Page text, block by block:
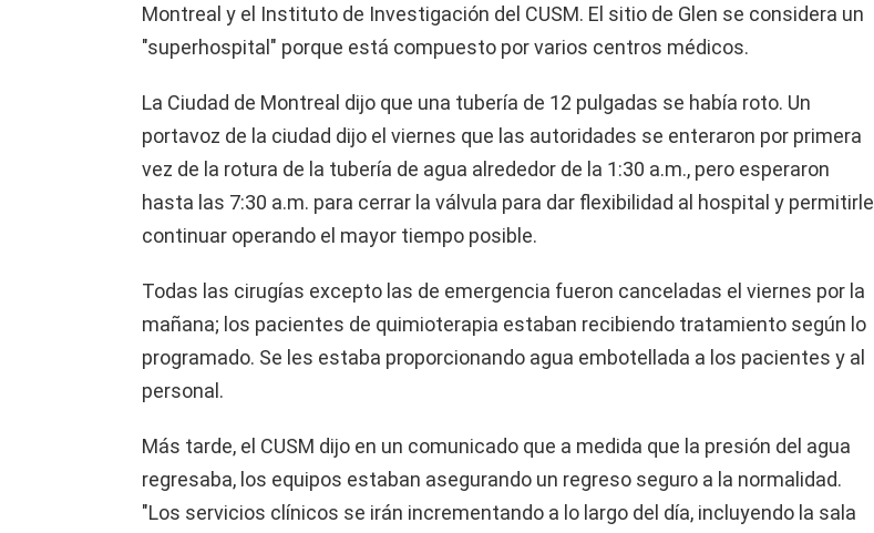
Montreal y el Instituto de Investigación del CUSM. El sitio de Glen se considera un
"superhospital" porque está compuesto por varios centros médicos.
La Ciudad de Montreal dijo que una tubería de 12 pulgadas se había roto. Un
portavoz de la ciudad dijo el viernes que las autoridades se enteraron por primera
vez de la rotura de la tubería de agua alrededor de la 1:30 a.m., pero esperaron
hasta las 7:30 a.m. para cerrar la válvula para dar flexibilidad al hospital y permitirle
continuar operando el mayor tiempo posible.
Todas las cirugías excepto las de emergencia fueron canceladas el viernes por la
mañana; los pacientes de quimioterapia estaban recibiendo tratamiento según lo
programado. Se les estaba proporcionando agua embotellada a los pacientes y al
personal.
Más tarde, el CUSM dijo en un comunicado que a medida que la presión del agua
regresaba, los equipos estaban asegurando un regreso seguro a la normalidad.
"Los servicios clínicos se irán incrementando a lo largo del día, incluyendo la sala